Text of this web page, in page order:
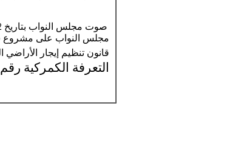
قانون تنظيم إيجار
التعرفة الكمركية رقم (22) لسنة 2010 والمقدم من لجنتي المالية والاقتصاد